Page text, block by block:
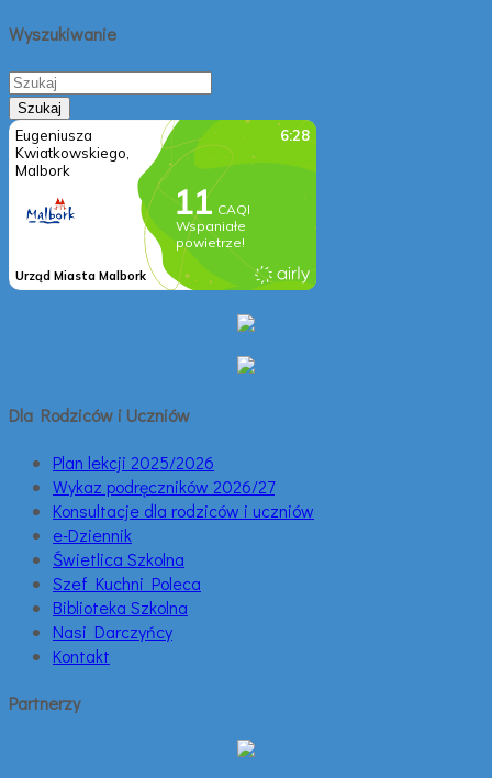
Wyszukiwanie
Dla Rodziców i Uczniów
Plan lekcji 2025/2026
Wykaz podręczników 2026/27
Konsultacje dla rodziców i uczniów
e-Dziennik
Świetlica Szkolna
Szef Kuchni Poleca
Biblioteka Szkolna
Nasi Darczyńcy
Kontakt
Partnerzy